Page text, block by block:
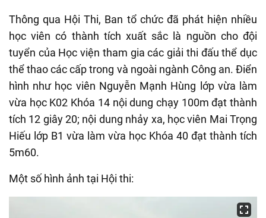
Thông qua Hội Thi, Ban tổ chức đã phát hiện nhiều
học viên có thành tích xuất sắc là nguồn cho đội
tuyển của Học viện tham gia các giải thi đấu thể dục
thể thao các cấp trong và ngoài ngành Công an. Điển
hình như học viên Nguyễn Mạnh Hùng lớp vừa làm
vừa học K02 Khóa 14 nội dung chạy 100m đạt thành
tích 12 giây 20; nội dung nhảy xa, học viên Mai Trọng
Hiếu lớp B1 vừa làm vừa học Khóa 40 đạt thành tích
5m60.
Một số hình ảnh tại Hội thi: